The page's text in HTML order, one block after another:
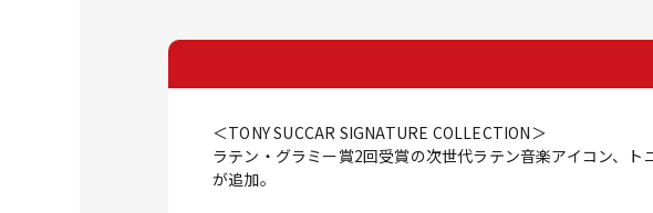
＜TONY SUCCAR SIGNATURE COLLECTION＞
ラテン・グラミー賞2回受賞の次世代ラテン音楽アイコン、
が追加。